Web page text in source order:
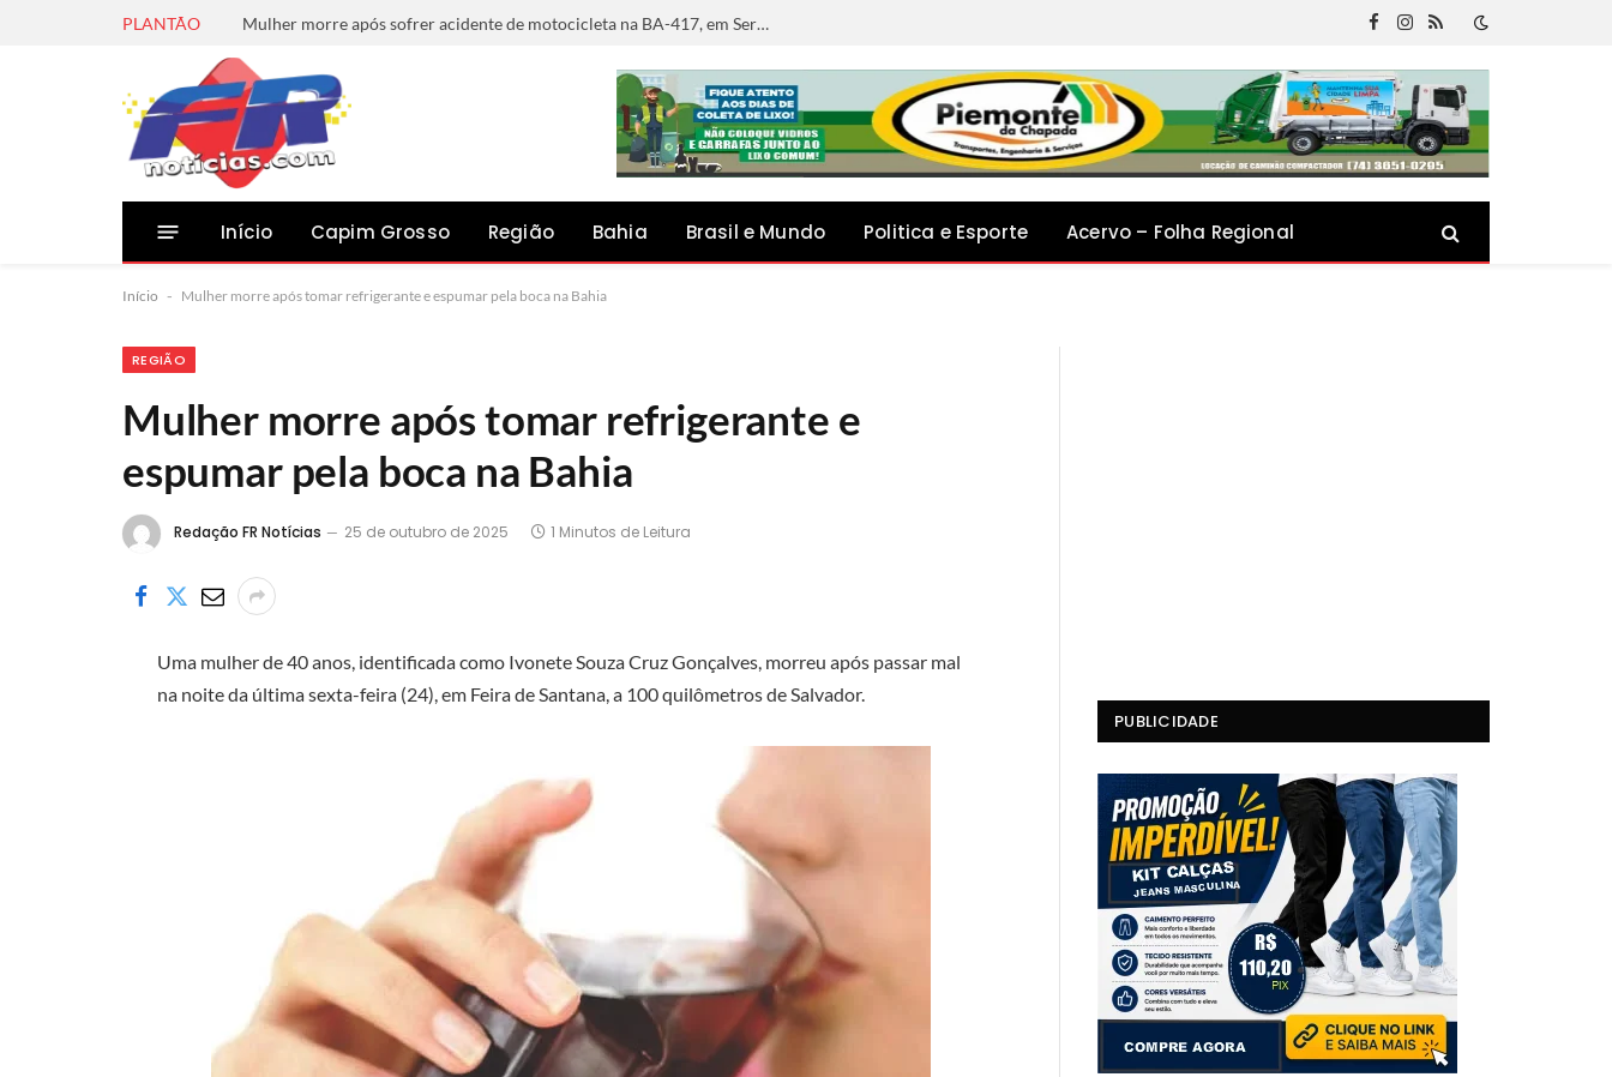
PLANTÃO Mulher morre após sofrer acidente de motocicleta na BA-417, em Serrolândia
Facebook
Instagram
RSS
Início Capim Grosso Região Bahia Brasil e Mundo Politica e Esporte Acervo – Folha Regional
Início - Mulher morre após tomar refrigerante e espumar pela boca na Bahia
REGIÃO
Mulher morre após tomar refrigerante e
espumar pela boca na Bahia
Redação FR Notícias 25 de outubro de 2025 1 Minutos de Leitura
Uma mulher de 40 anos, identificada como Ivonete Souza Cruz Gonçalves, morreu após passar mal
na noite da última sexta-feira (24), em Feira de Santana, a 100 quilômetros de Salvador.
PUBLICIDADE